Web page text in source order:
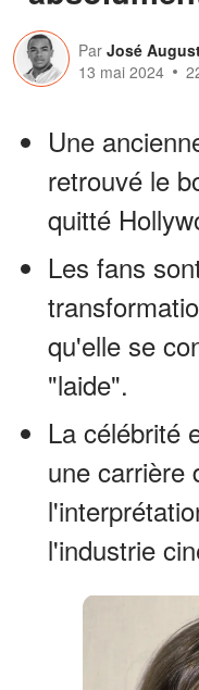
Par José
13 mai 2024
Une
retrouvé le
quitté
Les fans
qu'elle se
"laide".
La célébrité
une carrière
l'industrie